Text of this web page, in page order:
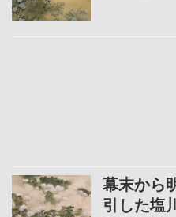
幕末から
引した塩